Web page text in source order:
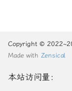
Copyright ©
Made with Zensical
本站访问量：